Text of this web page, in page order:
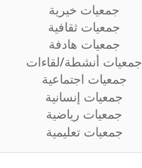
جمعيات خيرية
جمعيات ثقافية
جمعيات هادفة
جمعيات أنشطة/لقاءات
جمعيات اجتماعية
جمعيات إنسانية
جمعيات رياضية
جمعيات تعليمية